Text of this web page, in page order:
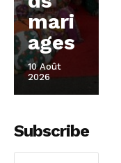
mari
ages
10 Août
2026
Subscribe